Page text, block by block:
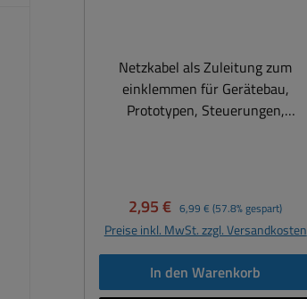
Netzkabel als Zuleitung zum
einklemmen für Gerätebau,
Prototypen, Steuerungen,
Schutzkontaktstecker Typ F =
CEE7/7 auf offene Kabelenden
Aderendhülsen zum
Konfektionieren von
Verkaufspreis:
2,95 € Regulärer Preis:
6,99 € (57.8% gespart)
Preise inkl. MwSt. zzgl. Versandkosten
In den Warenkorb